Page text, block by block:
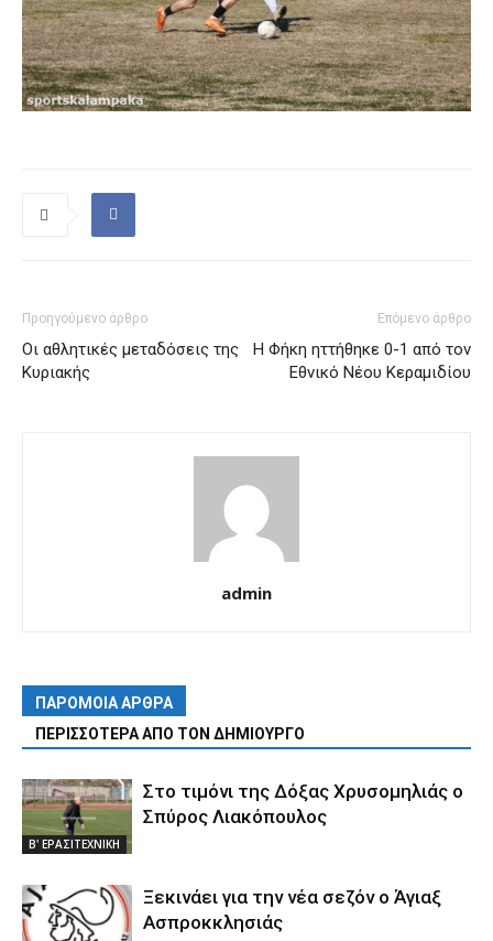
Προηγούμενο άρθρο
Οι αθλητικές μεταδόσεις της
Κυριακής
Επόμενο άρθρο
Η Φήκη ηττήθηκε 0-1 από τον
Εθνικό Νέου Κεραμιδίου
admin
ΠΑΡΟΜΟΙΑ ΑΡΘΡΑ
ΠΕΡΙΣΣΟΤΕΡΑ ΑΠΟ ΤΟΝ ΔΗΜΙΟΥΡΓΟ
Β' ΕΡΑΣΙΤΕΧΝΙΚΗ
Στο τιμόνι της Δόξας Χρυσομηλιάς ο
Σπύρος Λιακόπουλος
Ξεκινάει για την νέα σεζόν ο Άγιαξ
Ασπροκκλησιάς